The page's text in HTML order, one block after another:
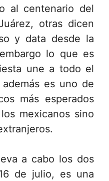
al centenario del
otras dicen
y data desde la
lo que es
une a todo el
es uno de
más esperados
mexicanos sino
a cabo los dos
de julio, es una